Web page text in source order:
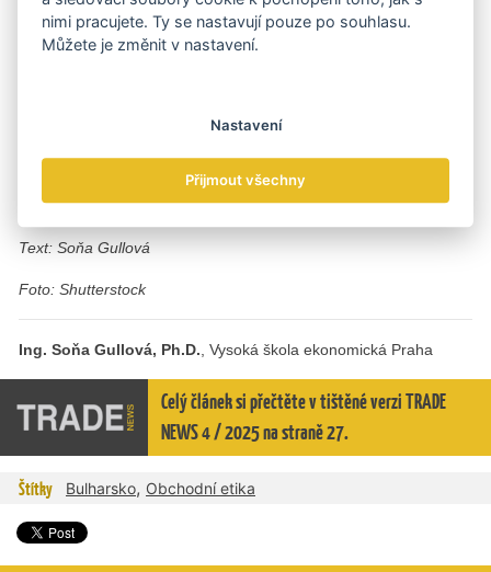
obchodu se hostitel vrací až v závěru události, například u kávy.
pláže, přírodní krásy Bulharska a sport – především fotbal.
Nemají problém hovořit o rodině. Pozor na nevhodná témata,
jakým je třeba Makedonie, v minulosti území mnoha sporů
a válek.
Text: Soňa Gullová
Foto: Shutterstock
Ing. Soňa Gullová, Ph.D. , Vysoká škola ekonomická Praha
Celý článek si přečtěte v tištěné verzi TRADE
NEWS 4 / 2025 na straně 27.
Štítky Bulharsko, Obchodní etika
nimi pracujete. Ty se nastavují pouze po souhlasu.
Můžete je změnit v nastavení.
Nastavení
Přijmout všechny